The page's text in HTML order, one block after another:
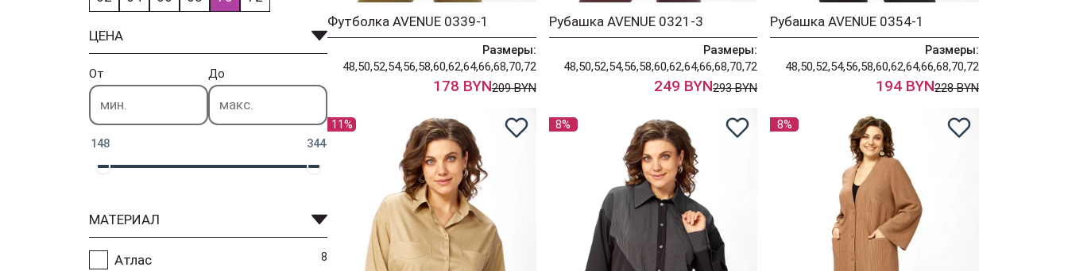
ЦЕНА
От До
148 344
МАТЕРИАЛ
Атлас 8
Футболка AVENUE 0339-1
Размеры:
48,50,52,54,56,58,60,62,64,66,68,70,72
178 BYN209 BYN
Рубашка AVENUE 0321-3
Размеры:
48,50,52,54,56,58,60,62,64,66,68,70,72
249 BYN293 BYN
Рубашка AVENUE 0354-1
Размеры:
48,50,52,54,56,58,60,62,64,66,68,70,72
194 BYN228 BYN
11% 8% 8%